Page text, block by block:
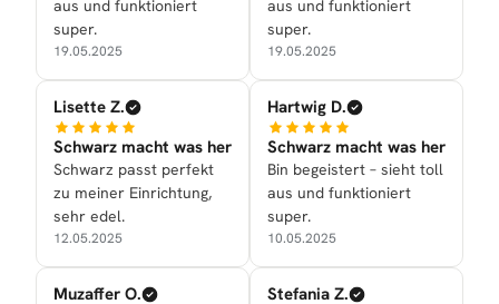
aus und funktioniert
super.
19.05.2025
Lisette Z.
Schwarz macht was her
Schwarz passt perfekt
zu meiner Einrichtung,
sehr edel.
12.05.2025
Muzaffer O.
aus und funktioniert
super.
19.05.2025
Hartwig D.
Schwarz macht was her
Bin begeistert – sieht toll
aus und funktioniert
super.
10.05.2025
Stefania Z.